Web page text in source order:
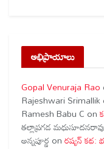
అభిప్రాయాలు
Gopal Venuraja Rao
Rajeshwari Srimallik
Ramesh Babu C on
తల్లాప్రగడ
అన్నపూర్ణ onరష్యన్ కథ: